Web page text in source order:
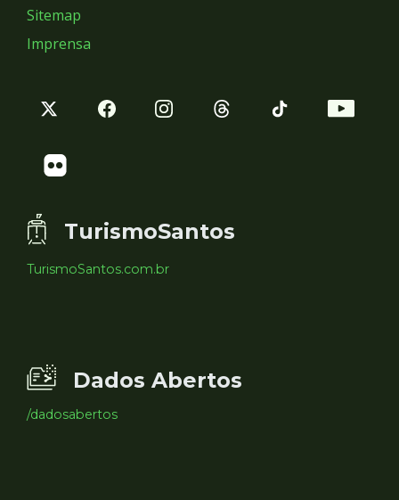
Sitemap
Imprensa
TurismoSantos
TurismoSantos.com.br
Dados Abertos
/dadosabertos